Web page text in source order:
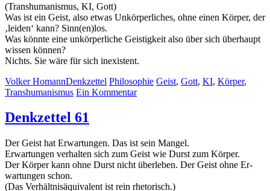
(Trans­hu­ma­nis­mus, KI, Gott)
Was ist ein Geist, al­so et­was Un­kör­per­li­ches, oh­ne ei­nen Kör­per, der
‚lei­den‘ kann? Sinn(en)los.
Was könn­te ei­ne un­kör­per­li­che Geis­tig­keit al­so über sich über­haupt
wis­sen kön­nen?
Nichts. Sie wä­re für sich in­exis­tent.
Autor
Volker HomannRubrik
Denkzettel Kategorien
Philosophie Lemmata
Geist, Gott, KI, Körper,
Transhumanismus Ein Kommentar
Denkzettel 61
Der Geist hat Er­war­tun­gen. Das ist sein Man­gel.
Er­war­tun­gen ver­hal­ten sich zum Geist wie Durst zum Kör­per.
Der Kör­per kann oh­ne Durst nicht über­le­ben. Der Geist oh­ne Er­
war­tun­gen schon.
(Das Ver­hält­nis­äqui­va­lent ist rein rhe­to­risch.)